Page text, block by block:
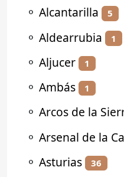
⚬ Alcantarilla 5
⚬ Aldearrubia 1
⚬ Aljucer 1
⚬ Ambás 1
⚬ Arcos de la
⚬ Arsenal de la
⚬ Asturias 36